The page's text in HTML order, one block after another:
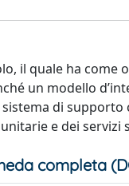
il quale ha
un modello
sistema di
e dei
completa